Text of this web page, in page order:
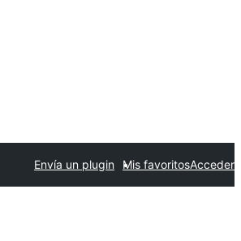
Envía un plugin Mis favoritosAcceder